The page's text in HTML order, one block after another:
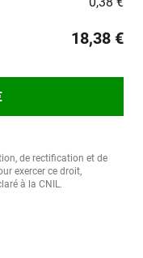
18,38 €
de rectification et de
exercer ce droit,
à la CNIL.